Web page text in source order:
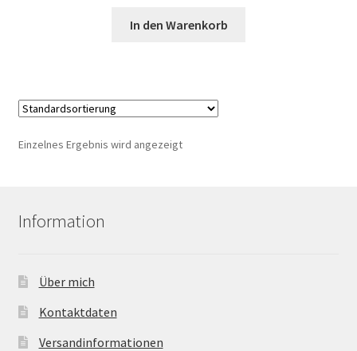
In den Warenkorb
Einzelnes Ergebnis wird angezeigt
Information
Über mich
Kontaktdaten
Versandinformationen